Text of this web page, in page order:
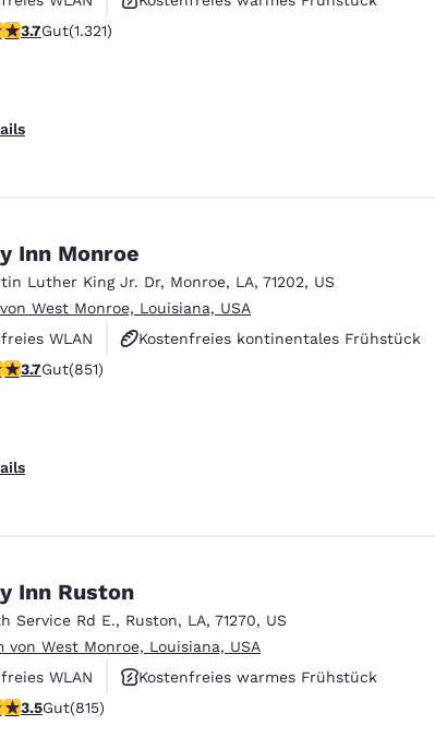
Bewertung. Gut. 1321 Bewertungen
3.7Gut(1.321)
Inn Monroe
Luther King Jr. Dr, Monroe, LA, 71202, US
West Monroe, Louisiana, USA
WLAN
Kostenfreies kontinentales Frühstück
Bewertung. Gut. 851 Bewertungen
3.7Gut(851)
Inn Ruston
Service Rd E., Ruston, LA, 71270, US
von West Monroe, Louisiana, USA
WLAN
Kostenfreies warmes Frühstück
Bewertung. Gut. 815 Bewertungen
3.5Gut(815)